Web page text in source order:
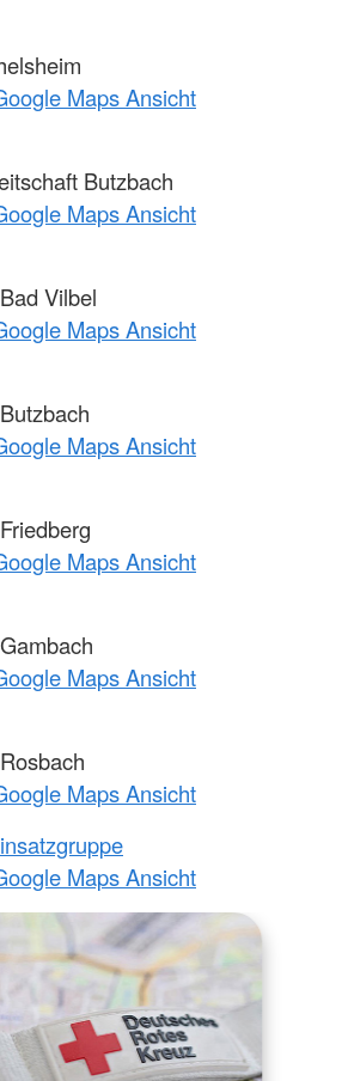
Maps Ansicht
Butzbach
Maps Ansicht
Vilbel
Maps Ansicht
Maps Ansicht
Maps Ansicht
Maps Ansicht
Maps Ansicht
Maps Ansicht